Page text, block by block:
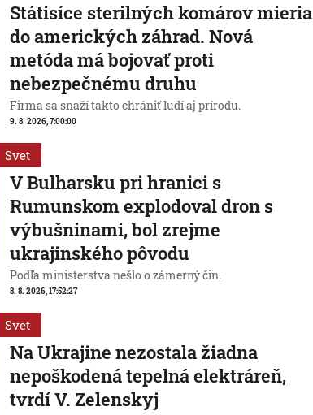
Státisíce sterilných komárov mieria
do amerických záhrad. Nová
metóda má bojovať proti
nebezpečnému druhu
Firma sa snaží takto chrániť ľudí aj prírodu.
9. 8. 2026, 7:00:00
Svet
V Bulharsku pri hranici s
Rumunskom explodoval dron s
výbušninami, bol zrejme
ukrajinského pôvodu
Podľa ministerstva nešlo o zámerný čin.
8. 8. 2026, 17:52:27
Svet
Na Ukrajine nezostala žiadna
nepoškodená tepelná elektráreň,
tvrdí V. Zelenskyj